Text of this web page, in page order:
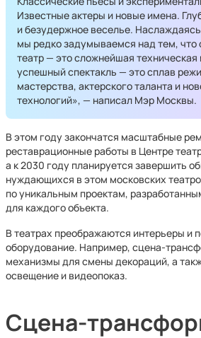
Известные актеры и новые имена.
и безудержное веселье.
мы редко задумываемся над тем, что
театр — это сложнейшая
успешный спектакль — это сплав
мастерства, актерского таланта и
технологий», — написал Мэр Москвы.
В этом году закончатся масштабные
реставрационные работы в Центре
а к 2030 году планируется завершить
нуждающихся в этом московских
по уникальным проектам,
для каждого объекта.
В театрах преображаются интерьеры и
оборудование. Например, сцена-
механизмы для смены декораций, а
освещение и видеопоказ.
Сцена-